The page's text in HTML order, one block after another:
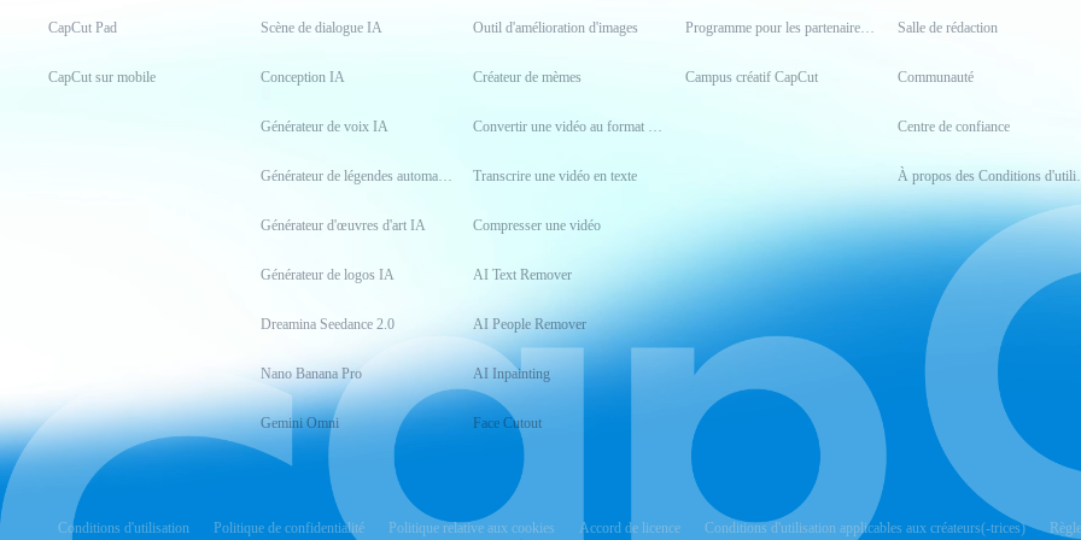
CapCut Pad
CapCut sur mobile
Scène de dialogue IA
Conception IA
Générateur de voix IA
Générateur de légendes automatiques
Générateur d'œuvres d'art IA
Générateur de logos IA
Dreamina Seedance 2.0
Nano Banana Pro
Gemini Omni
Outil d'amélioration d'images
Créateur de mèmes
Convertir une vidéo au format MP4
Transcrire une vidéo en texte
Compresser une vidéo
AI Text Remover
AI People Remover
AI Inpainting
Face Cutout
Programme pour les partenaires créatifs
Campus créatif CapCut
Salle de rédaction
Communauté
Centre de confiance
À propos
Conditions d'utilisation Politique de confidentialité Politique relative aux cookies Accord de licence Conditions d'utilisation applicables aux créateurs(-trices)